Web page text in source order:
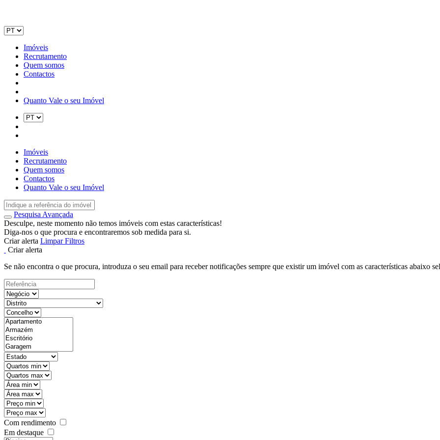
Imóveis
Recrutamento
Quem somos
Contactos
Quanto Vale o seu Imóvel
Imóveis
Recrutamento
Quem somos
Contactos
Quanto Vale o seu Imóvel
Pesquisa Avançada
Desculpe, neste momento não temos imóveis com estas características!
Diga-nos o que procura e encontraremos sob medida para si.
Criar alerta Limpar Filtros
Criar alerta
Se não encontra o que procura, introduza o seu email para receber notificações sempre que existir um imóvel com as características abaixo
Com rendimento
Em destaque